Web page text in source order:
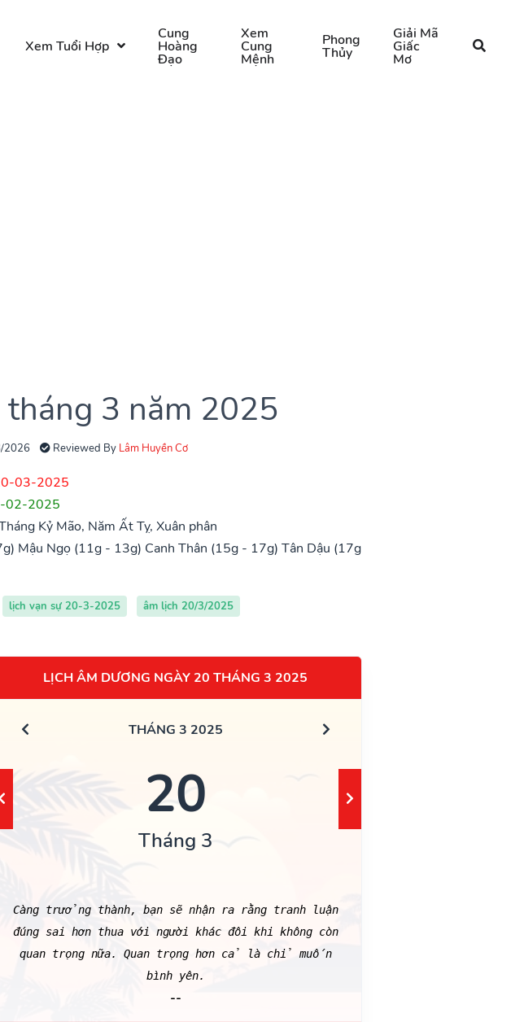
Xem Tuổi Hợp
Cung
Hoàng
Đạo
Xem
Cung
Mệnh
Phong
Thủy
Giải Mã
Giấc
Mơ
3 năm 2025
2026 Reviewed By Lâm Huyền Cơ
03-2025
02-2025
Kỷ Mão, Năm Ất Tỵ, Xuân phân
Mậu Ngọ (11g - 13g) Canh Thân (15g - 17g) Tân Dậu (17g
lịch vạn sự 20-3-2025 âm lịch 20/3/2025
LỊCH ÂM DƯƠNG NGÀY 20 THÁNG 3 2025
THÁNG 3 2025
20
Tháng 3
Càng trưởng thành, bạn sẽ nhận ra rằng tranh luận
đúng sai hơn thua với người khác đôi khi không còn
quan trọng nữa. Quan trọng hơn cả là chỉ muốn
bình yên.
--